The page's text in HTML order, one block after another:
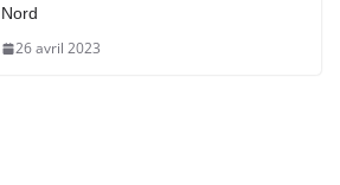
Nord
26 avril 2023